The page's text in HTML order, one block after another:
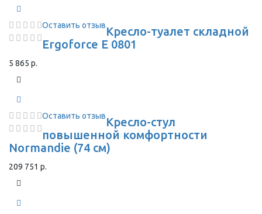
Оставить отзывКресло-туалет складной
Ergoforce E 0801
5 865 р.
Оставить отзывКресло-стул
повышенной комфортности
Normandie (74 см)
209 751 р.